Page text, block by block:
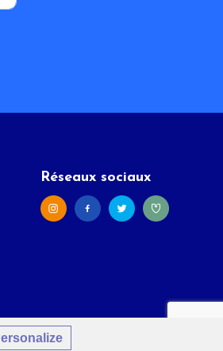
Réseaux sociaux